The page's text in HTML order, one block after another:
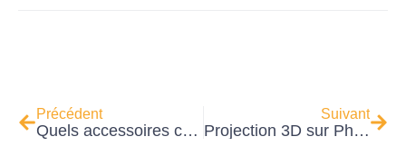
Précédent
Quels accessoires choisir pour votre pergola bioclimatique ?
Suivant
Projection 3D sur Photo : Voyez Votre Future Pergola ou Véranda Avant les Travaux